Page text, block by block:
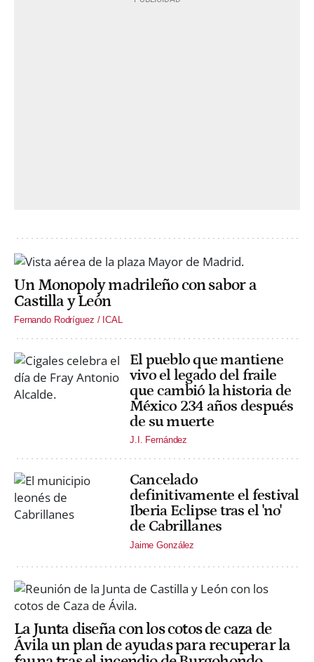
Un Monopoly madrileño con sabor a
Castilla y León
Fernando Rodríguez / ICAL
El pueblo que mantiene
vivo el legado del fraile
que cambió la historia de
México 234 años después
de su muerte
J.I. Fernández
Cancelado
definitivamente el festival
Iberia Eclipse tras el 'no'
de Cabrillanes
Jaime González
La Junta diseña con los cotos de caza de
Ávila un plan de ayudas para recuperar la